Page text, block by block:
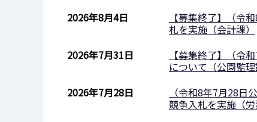
2026年8月4日
【募集終了】（令
札を実施（会計課）
2026年7月31日
【募集終了】（令
について（公園監理
2026年7月28日
（令和8年7月28
競争入札を実施（労